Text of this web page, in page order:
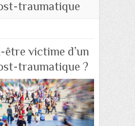
traumatique
être victime d’un
traumatique ?